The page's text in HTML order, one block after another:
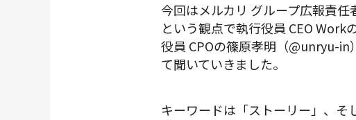
今回はメルカリ グループ広報責
という観点で執行役員 CEO
役員 CPOの篠原孝明（@unryu-in
て聞いていきました。
キーワードは「ストーリー」、そ